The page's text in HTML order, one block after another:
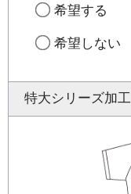
希望する
希望しない
特大シリーズ加工